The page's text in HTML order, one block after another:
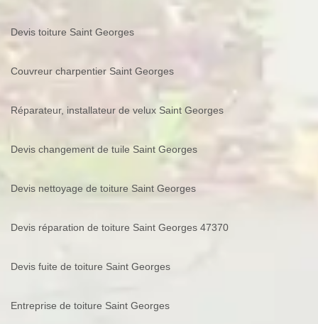
Devis toiture Saint Georges
Couvreur charpentier Saint Georges
Réparateur, installateur de velux Saint Georges
Devis changement de tuile Saint Georges
Devis nettoyage de toiture Saint Georges
Devis réparation de toiture Saint Georges 47370
Devis fuite de toiture Saint Georges
Entreprise de toiture Saint Georges